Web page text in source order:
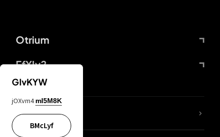
Otrium
FfYIy2
ZbBJcb
GIvKYW
jOXvm4 mI5M8K
BMcLyf